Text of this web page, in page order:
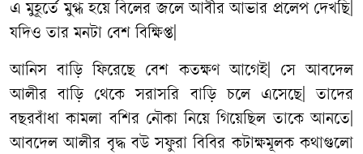
এ মুহূর্তে মুগ্ধ হয়ে বিলের জলে আবীর আভার প্রলেপ দেখছি
যদিও তার মনটা বেশ বিক্ষিপ্ত
আনিস বাড়ি ফিরেছে বেশ কতক্ষণ আগেই| সে আবদেল
আলীর
বাড়ি থেকে সরাসরি বাড়ি চলে এসেছে|তাদের
বছরবাঁধা কামলা বশির নৌকা নিয়ে গিয়েছিল তাকে আনতে
আবদেল আলীর বৃদ্ধ বউ সফুরা বিবির কটাক্ষমূলক কথাগুলো